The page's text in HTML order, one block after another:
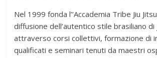
Nel 1999 fonda l’’Accademia Tribe Jiu
diffusione dell’autentico stile brasiliano di
attraverso corsi collettivi, formazione di
qualificati e seminari tenuti da maestri